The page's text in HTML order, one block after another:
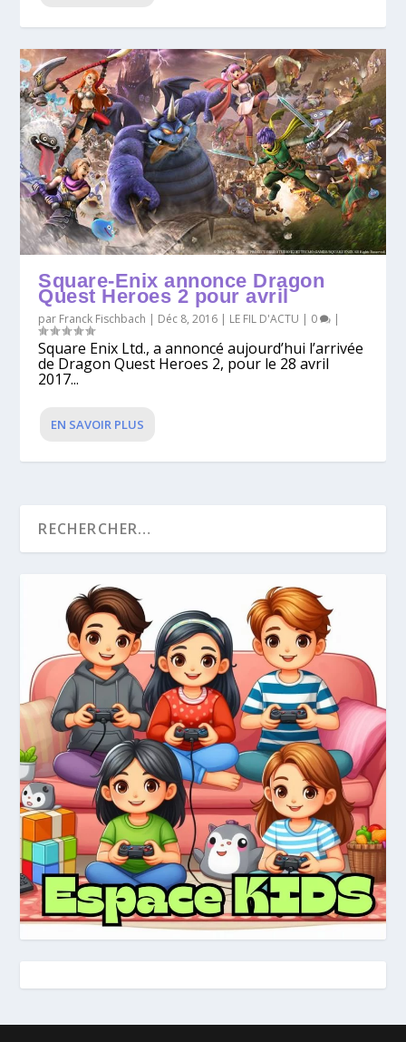
Square-Enix annonce Dragon
Quest Heroes 2 pour avril
par Franck Fischbach | Déc 8, 2016 | LE FIL D'ACTU | 0 |
Square Enix Ltd., a annoncé aujourd’hui l’arrivée
de Dragon Quest Heroes 2, pour le 28 avril
2017...
EN SAVOIR PLUS